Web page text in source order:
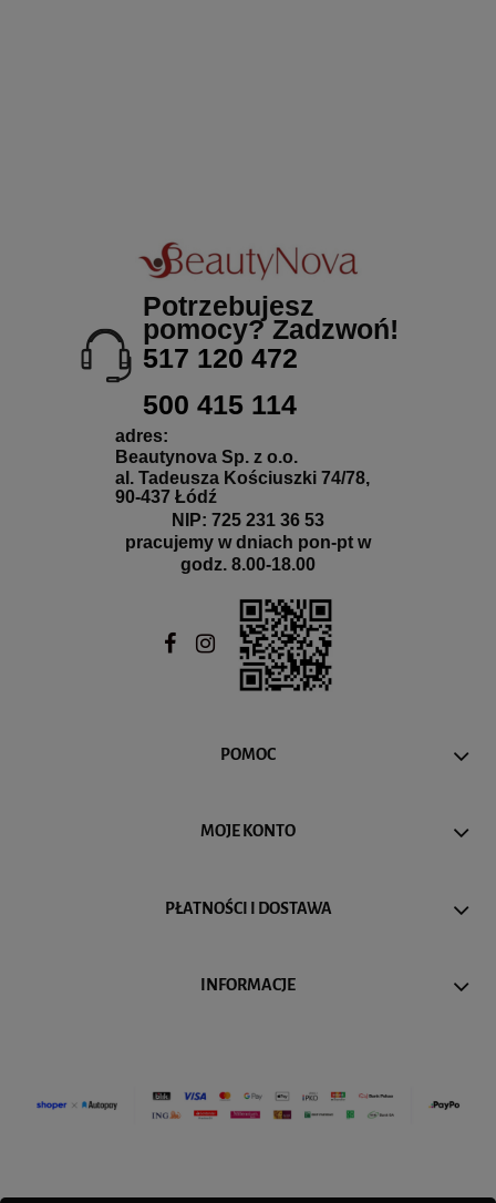
Potrzebujesz
pomocy? Zadzwoń!
517 120 472
500 415 114
adres:
Beautynova Sp. z o.o.
al. Tadeusza Kościuszki 74/78,
90-437 Łódź
NIP: 725 231 36 53
pracujemy w dniach pon-pt w
godz. 8.00-18.00
POMOC
MOJE KONTO
PŁATNOŚCI I DOSTAWA
INFORMACJE